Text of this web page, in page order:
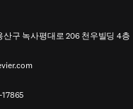
구 녹사평대로 206 천우빌딩 4층